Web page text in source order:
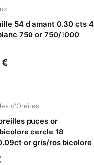
54 diamant 0.30 cts 4
750 or 750/1000
€
d'Oreilles
puces or
cercle 18
or gris/ros bicolore